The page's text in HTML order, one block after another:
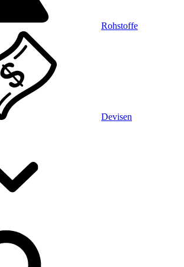
Rohstoffe
Devisen